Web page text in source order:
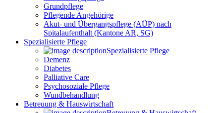
Grundpflege
Pflegende Angehörige
Akut- und Übergangspflege (AÜP) nach
Spitalaufenthalt (Kantone AR, SG)
Spezialisierte Pflege
Spezialisierte Pflege
Demenz
Diabetes
Palliative Care
Psychosoziale Pflege
Wundbehandlung
Betreuung & Hauswirtschaft